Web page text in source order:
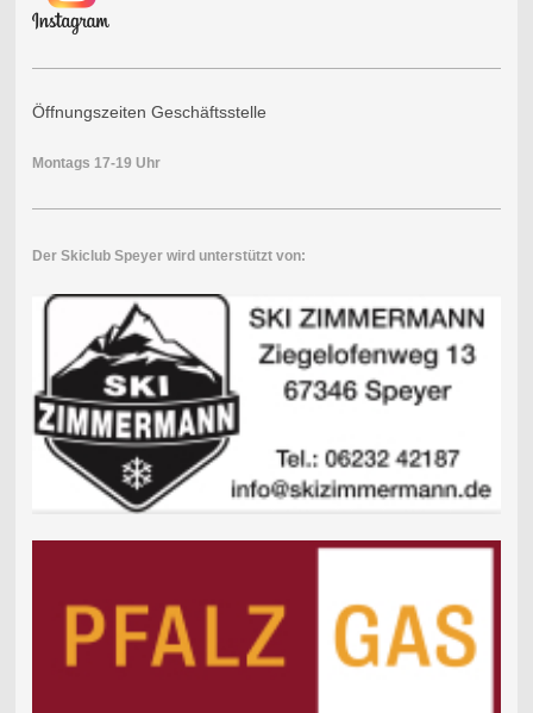
Öffnungszeiten Geschäftsstelle
Montags 17-19 Uhr
Der Skiclub Speyer wird unterstützt von: